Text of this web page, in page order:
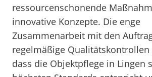
ressourcenschonende
innovative Konzepte. Die enge
Zusammenarbeit mit den
regelmäßige
dass die Objektpflege in Lingen